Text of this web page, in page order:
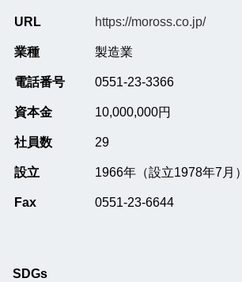
URL https://moross.co.jp/
業種 製造業
電話番号 0551-23-3366
資本金 10,000,000円
社員数 29
設立 1966年（設立1978年7月）
Fax 0551-23-6644
SDGs